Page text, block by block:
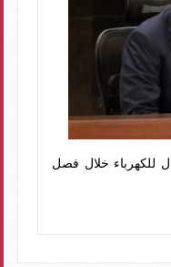
للكهرباء خلال فصل